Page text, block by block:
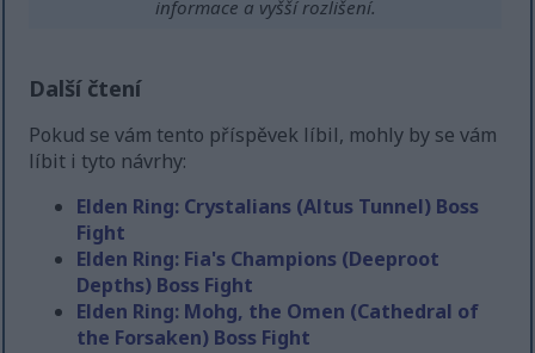
informace a vyšší rozlišení.
Další čtení
Pokud se vám tento příspěvek líbil, mohly by se vám
líbit i tyto návrhy:
Elden Ring: Crystalians (Altus Tunnel) Boss
Fight
Elden Ring: Fia's Champions (Deeproot
Depths) Boss Fight
Elden Ring: Mohg, the Omen (Cathedral of
the Forsaken) Boss Fight